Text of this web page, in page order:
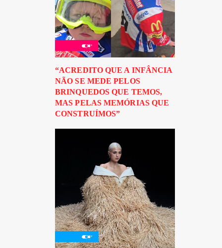
“ACREDITO QUE A INFÂNCIA
NÃO SE MEDE PELOS
BRINQUEDOS QUE TEMOS,
MAS PELAS MEMÓRIAS QUE
CONSTRUÍMOS”